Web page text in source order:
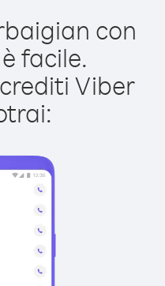
con
facile.
Viber